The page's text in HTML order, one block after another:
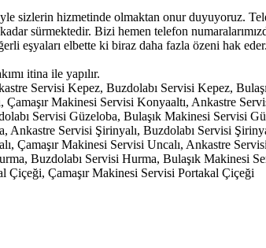
sizlerin hizmetinde olmaktan onur duyuyoruz.
sürmektedir. Bizi hemen telefon
eşyaları elbette ki biraz daha fazla özeni hak eder.
itina ile yapılır.
Servisi Kepez, Buzdolabı Servisi Kepez,
Makinesi Servisi Konyaaltı, Ankastre
Servisi Güzeloba, Bulaşık Makinesi Servisi
Servisi Şirinyalı, Buzdolabı Servisi
Çamaşır Makinesi Servisi Uncalı, Ankastre
Buzdolabı Servisi Hurma, Bulaşık Makinesi
Çamaşır Makinesi Servisi Portakal Çiçeği